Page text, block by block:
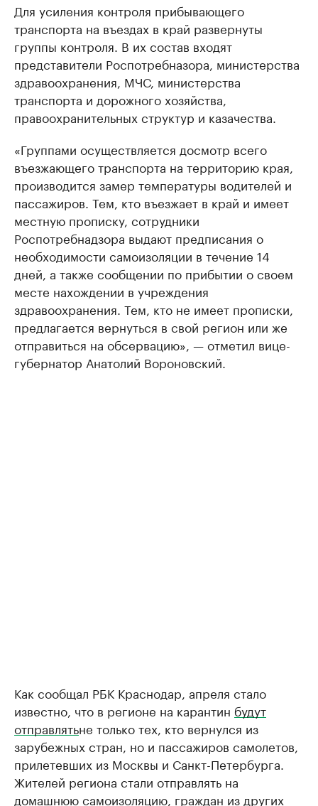
Для усиления контроля прибывающего
транспорта на въездах в край развернуты
группы контроля. В их состав входят
представители Роспотребназора, министерства
здравоохранения, МЧС, министерства
транспорта и дорожного хозяйства,
правоохранительных структур и казачества.
«Группами осуществляется досмотр всего
въезжающего транспорта на территорию края,
производится замер температуры водителей и
пассажиров. Тем, кто въезжает в край и имеет
местную прописку, сотрудники
Роспотребнадзора выдают предписания о
необходимости самоизоляции в течение 14
дней, а также сообщении по прибытии о своем
месте нахождении в учреждения
здравоохранения. Тем, кто не имеет прописки,
предлагается вернуться в свой регион или же
отправиться на обсервацию», — отметил вице-
губернатор Анатолий Вороновский.
Как сообщал РБК Краснодар, апреля стало
известно, что в регионе на карантин будут
отправлятьне только тех, кто вернулся из
зарубежных стран, но и пассажиров самолетов,
прилетевших из Москвы и Санкт-Петербурга.
Жителей региона стали отправлять на
домашнюю самоизоляцию, граждан из других